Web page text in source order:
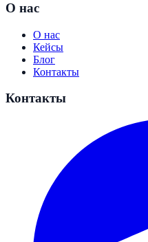
О нас
О нас
Кейсы
Блог
Контакты
Контакты